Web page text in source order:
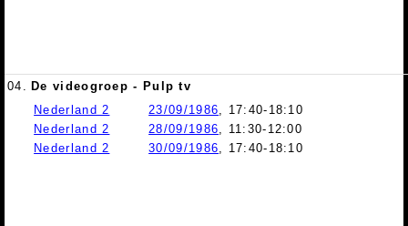
04. De videogroep - Pulp tv
Nederland 2
23/09/1986, 17:40-18:10
Nederland 2
28/09/1986, 11:30-12:00
Nederland 2
30/09/1986, 17:40-18:10